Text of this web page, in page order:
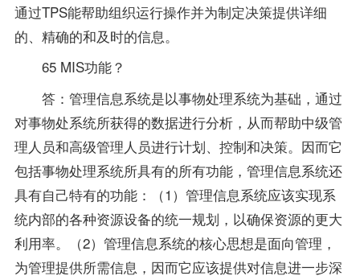
通过TPS能帮助组织运行操作并为制定决策提供详细
的、精确的和及时的信息。
65 MIS功能？
答： 管理信息系统是以事物处理系统为基础，通过
对事物处系统所获得的数据进行分析，从而帮助中级管
理人员和高级管理人员进行计划、控制和决策。因而它
包括事物处理系统所具有的所有功能，管理信息系统还
具有自己特有的功能：（1）管理信息系统应该实现系
统内部的各种资源设备的统一规划，以确保资源的更大
利用率。（2）管理信息系统的核心思想是面向管理，
为管理提供所需信息，因而它应该提供对信息进一步深